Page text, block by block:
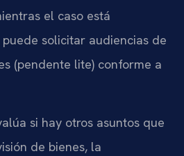
el caso está
solicitar audiencias de
(pendente lite) conforme a
si hay otros asuntos que
de bienes, la